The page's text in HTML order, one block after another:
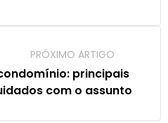
PRÓXIMO ARTIGO
principais
com o assunto